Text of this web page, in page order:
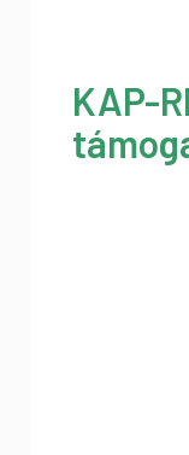
KAP-